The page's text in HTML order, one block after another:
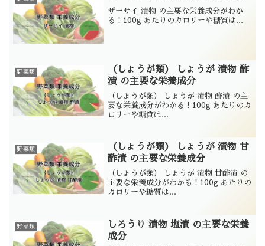
ザーサイ 漬物 の主要な栄養成分がわか
る！100g あたりのカロリーや糖質は...
野菜類
（しょうが類） しょうが 漬物 酢
漬 の主要な栄養成分
（しょうが類） しょうが 漬物 酢漬 の主
要な栄養成分がわかる！100g あたりのカ
ロリーや糖質は...
野菜類
（しょうが類） しょうが 漬物 甘
酢漬 の主要な栄養成分
（しょうが類） しょうが 漬物 甘酢漬 の
主要な栄養成分がわかる！100g あたりの
カロリーや糖質は...
野菜類
しろうり 漬物 塩漬 の主要な栄養
成分